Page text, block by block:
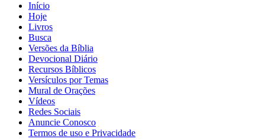
Início
Hoje
Livros
Busca
Versões da Bíblia
Devocional Diário
Recursos Bíblicos
Versículos por Temas
Mural de Orações
Vídeos
Redes Sociais
Anuncie Conosco
Termos de uso e Privacidade